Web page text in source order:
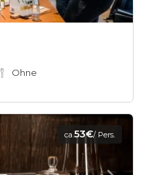
Ohne
ca.53€/ Pers.